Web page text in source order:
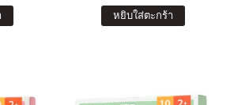
หยิบใส่ตะกร้า